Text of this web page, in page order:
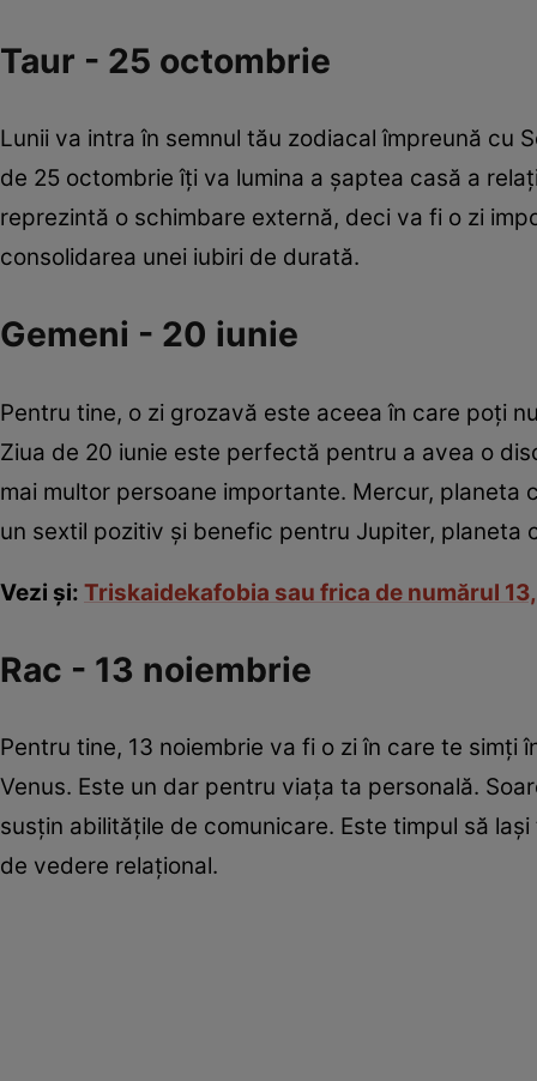
Taur - 25 octombrie
Lunii va intra în semnul tău zodiacal împreună cu
de 25 octombrie îţi va lumina a șaptea casă a
reprezintă o schimbare externă, deci va fi o zi
consolidarea unei iubiri de durată.
Gemeni - 20 iunie
Pentru tine, o zi grozavă este aceea în care poți
Ziua de 20 iunie este perfectă pentru a avea o
mai multor persoane importante. Mercur,
un sextil pozitiv și benefic pentru Jupiter, planeta
Vezi şi: Triskaidekafobia sau frica de numărul
Rac - 13 noiembrie
Pentru tine, 13 noiembrie va fi o zi în care te
Venus. Este un dar pentru viața ta personală.
susţin abilitățile de comunicare. Este timpul să
de vedere relaţional.